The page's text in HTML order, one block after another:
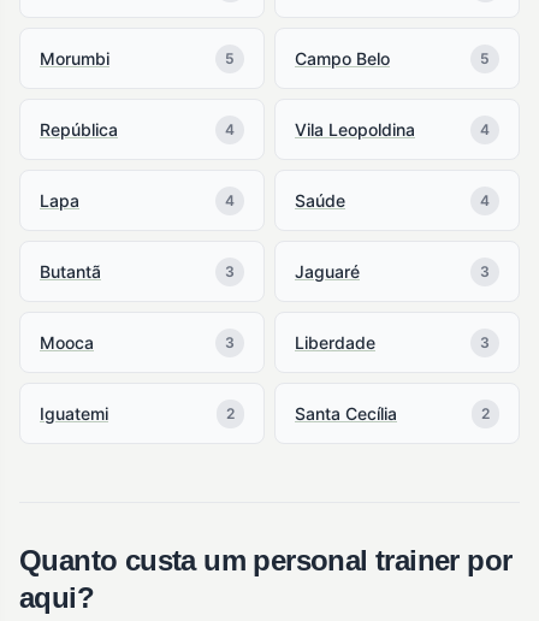
Morumbi 5 Campo Belo 5
República 4 Vila Leopoldina 4
Lapa 4 Saúde 4
Butantã 3 Jaguaré 3
Mooca 3 Liberdade 3
Iguatemi 2 Santa Cecília 2
Quanto custa um personal trainer por
aqui?